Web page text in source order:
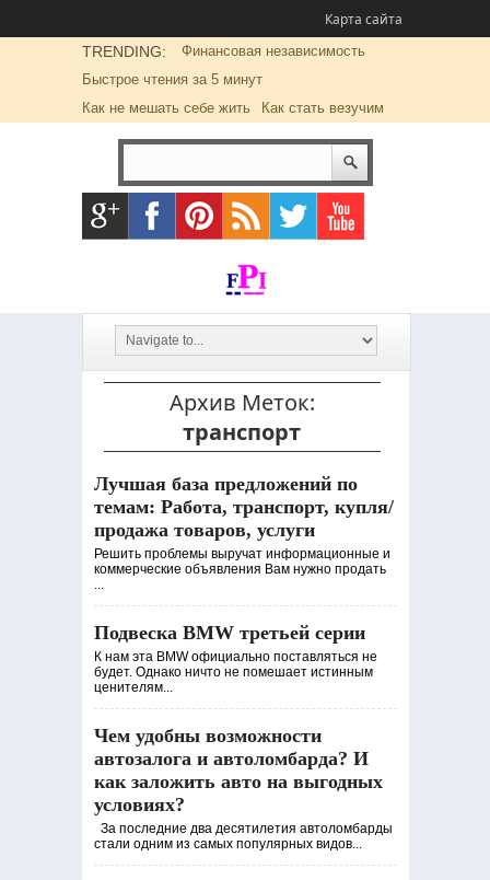
Карта сайта
TRENDING:
Финансовая независимость
Быстрое чтения за 5 минут
Как не мешать себе жить
Как стать везучим
Архив Меток:
транспорт
Лучшая база предложений по
темам: Работа, транспорт, купля/
продажа товаров, услуги
Решить проблемы выручат информационные и
коммерческие объявления Вам нужно продать
...
Подвеска BMW третьей серии
К нам эта BMW официально поставляться не
будет. Однако ничто не помешает истинным
ценителям...
Чем удобны возможности
автозалога и автоломбарда? И
как заложить авто на выгодных
условиях?
За последние два десятилетия автоломбарды
стали одним из самых популярных видов...